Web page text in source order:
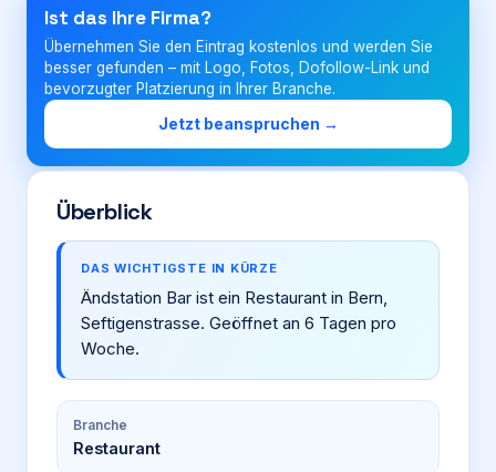
Firma eintragen
Ist das Ihre Firma?
Übernehmen Sie den Eintrag kostenlos und werden Sie
besser gefunden – mit Logo, Fotos, Dofollow-Link und
bevorzugter Platzierung in Ihrer Branche.
Jetzt beanspruchen →
Überblick
DAS WICHTIGSTE IN KÜRZE
Ändstation Bar ist ein Restaurant in Bern,
Seftigenstrasse. Geöffnet an 6 Tagen pro
Woche.
Branche
Restaurant